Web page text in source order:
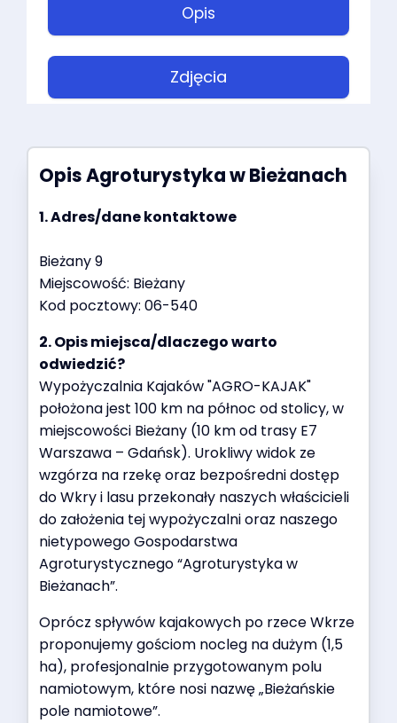
Opis
Zdjęcia
OpisAgroturystyka w Bieżanach
1. Adres/dane kontaktowe
Bieżany 9
Miejscowość: Bieżany
Kod pocztowy: 06-540
2. Opis miejsca/dlaczego warto
odwiedzić?
Wypożyczalnia Kajaków "AGRO-KAJAK"
położona jest 100 km na północ od stolicy, w
miejscowości Bieżany (10 km od trasy E7
Warszawa – Gdańsk). Urokliwy widok ze
wzgórza na rzekę oraz bezpośredni dostęp
do Wkry i lasu przekonały naszych właścicieli
do założenia tej wypożyczalni oraz naszego
nietypowego Gospodarstwa
Agroturystycznego “Agroturystyka w
Bieżanach”.
Oprócz spływów kajakowych po rzece Wkrze
proponujemy gościom nocleg na dużym (1,5
ha), profesjonalnie przygotowanym polu
namiotowym, które nosi nazwę „Bieżańskie
pole namiotowe”.